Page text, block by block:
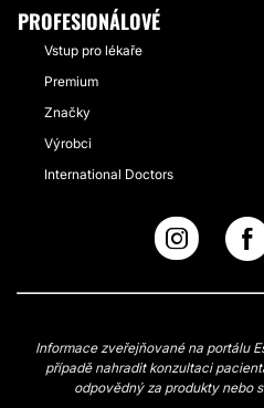
PROFESIONÁLOVÉ
Vstup pro lékaře
Premium
Značky
Výrobci
International Doctors
Informace zveřejňované na portálu
případě nahradit konzultaci
odpovědný za produkty nebo